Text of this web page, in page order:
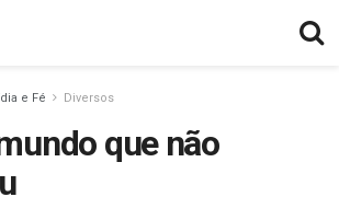
e Fé Diversos
que não